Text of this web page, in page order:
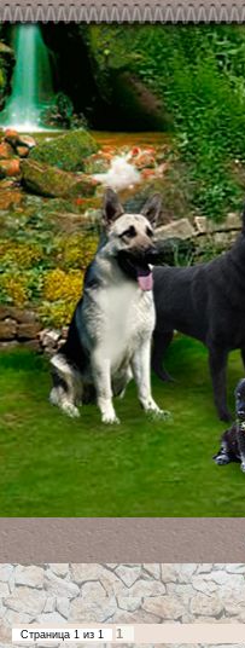
Страница 1 из 1 1